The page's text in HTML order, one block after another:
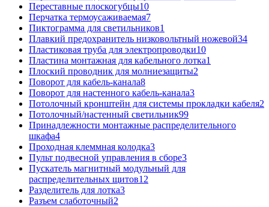
Переставные плоскогубцы10
Перчатка термоусаживаемая7
Пиктограмма для светильников1
Плавкий предохранитель низковольтный ножевой34
Пластиковая труба для электропроводки10
Пластина монтажная для кабельного лотка1
Плоский проводник для молниезащиты2
Поворот для кабель-канала8
Поворот для настенного кабель-канала3
Потолочный кронштейн для системы прокладки кабеля2
Потолочный/настенный светильник99
Принадлежности монтажные распределительного
шкафа4
Проходная клеммная колодка3
Пульт подвесной управления в сборе3
Пускатель магнитный модульный для
распределительных щитов12
Разделитель для лотка3
Разъем слаботочный2